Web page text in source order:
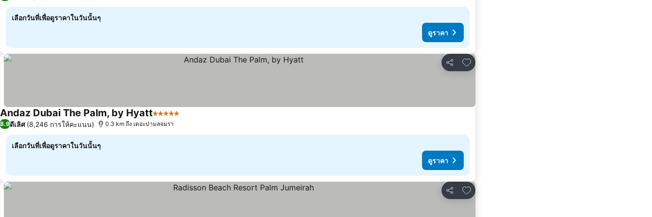
เลือกวันที่เพื่อดูราคาในวันนั้นๆ
ดูราคา
แชร์
เพิ่มในรายการโปรด
Andaz Dubai The Palm, by Hyatt5 ดาว
8.9ดีเลิศ (8,246 การให้คะแนน) 0.3 km ถึง เดอะปามลจมรา
เลือกวันที่เพื่อดูราคาในวันนั้นๆ
ดูราคา
แชร์
เพิ่มในรายการโปรด